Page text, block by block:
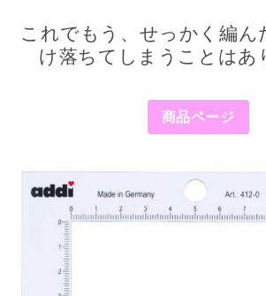
これでもう、せっかく編ん
け落ちてしまうことはあ
商品ページ